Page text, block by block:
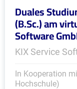
Duales
(B.Sc.) am
Software
KIX Service
In Kooperation
Hochschule)